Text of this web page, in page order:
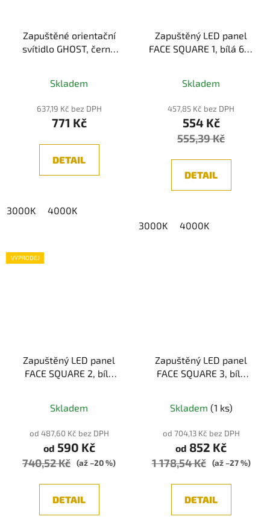
Zapuštěné orientační
svítidlo GHOST, černá
Skladem
637,19 Kč bez DPH
771 Kč
DETAIL
3000K 4000K
Zapuštěný LED panel
FACE SQUARE 1, bílá 6W
Skladem
457,85 Kč bez DPH
554 Kč
555,39 Kč
DETAIL
3000K 4000K
VÝPRODEJ
Zapuštěný LED panel
FACE SQUARE 2, bílá
Skladem
od 487,60 Kč bez DPH
od 590 Kč
740,52 Kč (až –20 %)
DETAIL
Zapuštěný LED panel
FACE SQUARE 3, bílá
Skladem (1 ks)
od 704,13 Kč bez DPH
od 852 Kč
1 178,54 Kč (až –27 %)
DETAIL